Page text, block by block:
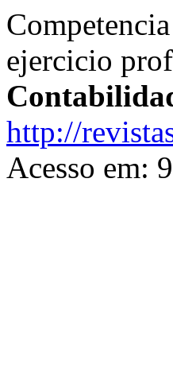
ejercicio
http://
Acesso em: